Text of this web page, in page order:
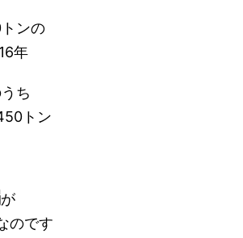
ンの
年
ち
トン
が
のです